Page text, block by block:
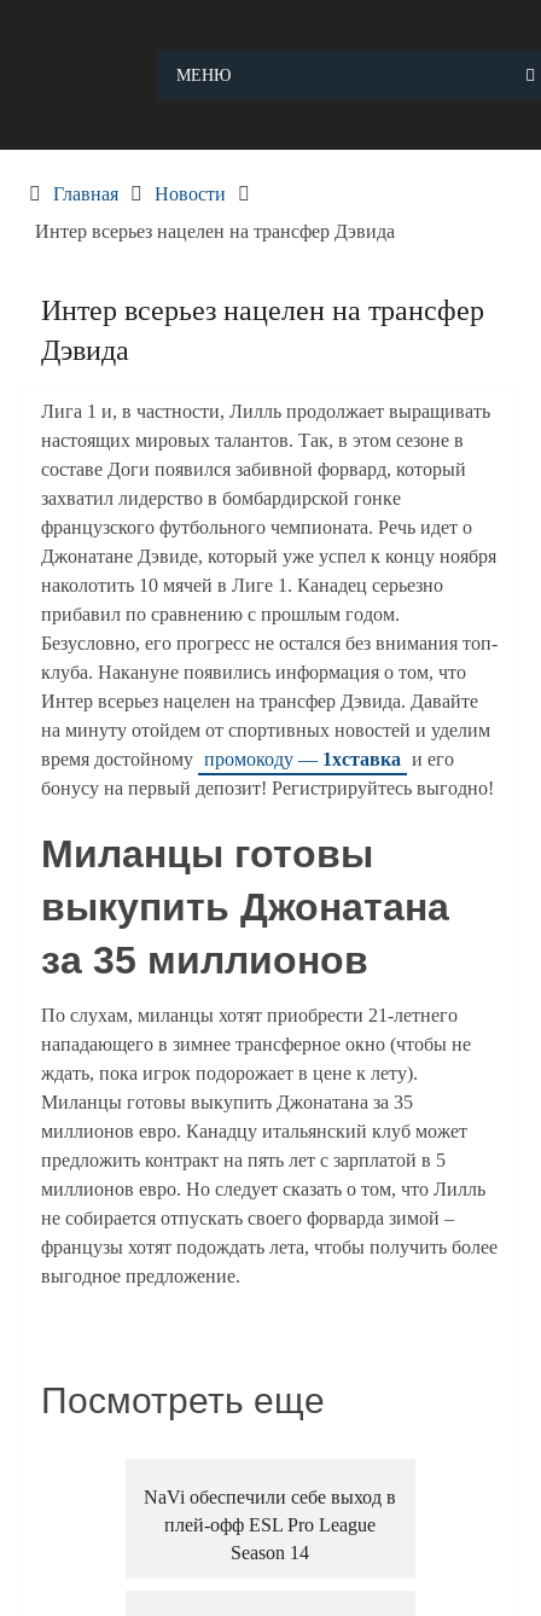
МЕНЮ
Главная
Новости
Интер всерьез нацелен на трансфер Дэвида
Интер всерьез нацелен на трансфер
Дэвида
Лига 1 и, в частности, Лилль продолжает выращивать
настоящих мировых талантов. Так, в этом сезоне в
составе Доги появился забивной форвард, который
захватил лидерство в бомбардирской гонке
французского футбольного чемпионата. Речь идет о
Джонатане Дэвиде, который уже успел к концу ноября
наколотить 10 мячей в Лиге 1. Канадец серьезно
прибавил по сравнению с прошлым годом.
Безусловно, его прогресс не остался без внимания топ-
клуба. Накануне появились информация о том, что
Интер всерьез нацелен на трансфер Дэвида. Давайте
на минуту отойдем от спортивных новостей и уделим
время достойному промокоду — 1хставка и его
бонусу на первый депозит! Регистрируйтесь выгодно!
Миланцы готовы
выкупить Джонатана
за 35 миллионов
По слухам, миланцы хотят приобрести 21-летнего
нападающего в зимнее трансферное окно (чтобы не
ждать, пока игрок подорожает в цене к лету).
Миланцы готовы выкупить Джонатана за 35
миллионов евро. Канадцу итальянский клуб может
предложить контракт на пять лет с зарплатой в 5
миллионов евро. Но следует сказать о том, что Лилль
не собирается отпускать своего форварда зимой –
французы хотят подождать лета, чтобы получить более
выгодное предложение.
Посмотреть еще
NaVi обеспечили себе выход в
плей-офф ESL Pro League
Season 14